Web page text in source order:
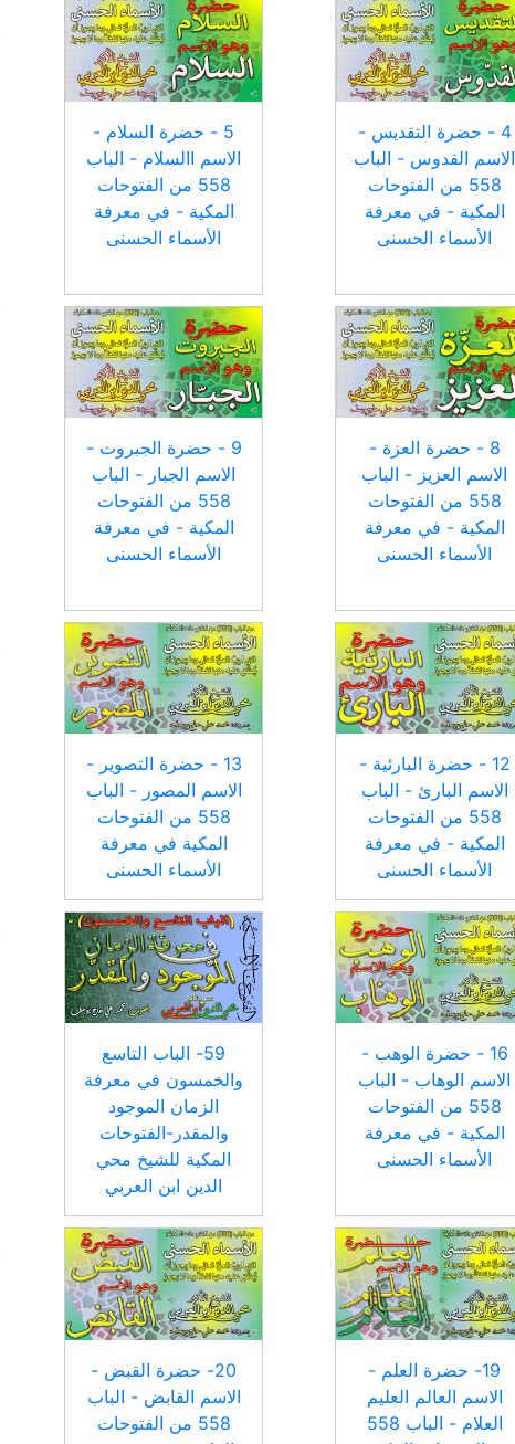
4 - حضرة التقديس -
الاسم القدوس - الباب
558 من الفتوحات
المكية - في معرفة
الأسماء الحسنى
5 - حضرة السلام -
الاسم االسلام - الباب
558 من الفتوحات
المكية - في معرفة
الأسماء الحسنى
8 - حضرة العزة -
الاسم العزيز - الباب
558 من الفتوحات
المكية - في معرفة
الأسماء الحسنى
9 - حضرة الجبروت -
الاسم الجبار - الباب
558 من الفتوحات
المكية - في معرفة
الأسماء الحسنى
12 - حضرة البارئية -
الاسم البارئ - الباب
558 من الفتوحات
المكية - في معرفة
الأسماء الحسنى
13 - حضرة التصوير -
الاسم المصور - الباب
558 من الفتوحات
المكية في معرفة
الأسماء الحسنى
16 - حضرة الوهب -
الاسم الوهاب - الباب
558 من الفتوحات
المكية - في معرفة
الأسماء الحسنى
59- الباب التاسع
والخمسون في معرفة
الزمان الموجود
والمقدر-الفتوحات
المكية للشيخ محي
الدين ابن العربي
19- حضرة العلم -
الاسم العالم العليم
العلام - الباب 558
20- حضرة القبض -
الاسم القابض - الباب
558 من الفتوحات